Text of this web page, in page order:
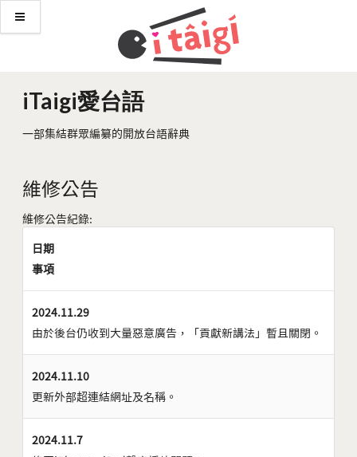
iTaigi愛台語
一部集結群眾編纂的開放台語辭典
維修公告
維修公告紀錄:
日期
事項
2024.11.29
由於後台仍收到大量惡意廣告，「貢獻新講法」暫且關閉。
2024.11.10
更新外部超連結網址及名稱。
2024.11.7